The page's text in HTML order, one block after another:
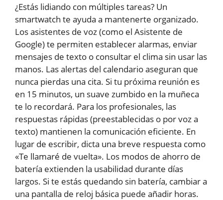
¿Estás lidiando con múltiples tareas? Un
smartwatch te ayuda a mantenerte organizado.
Los asistentes de voz (como el Asistente de
Google) te permiten establecer alarmas, enviar
mensajes de texto o consultar el clima sin usar las
manos. Las alertas del calendario aseguran que
nunca pierdas una cita. Si tu próxima reunión es
en 15 minutos, un suave zumbido en la muñeca
te lo recordará. Para los profesionales, las
respuestas rápidas (preestablecidas o por voz a
texto) mantienen la comunicación eficiente. En
lugar de escribir, dicta una breve respuesta como
«Te llamaré de vuelta». Los modos de ahorro de
batería extienden la usabilidad durante días
largos. Si te estás quedando sin batería, cambiar a
una pantalla de reloj básica puede añadir horas.